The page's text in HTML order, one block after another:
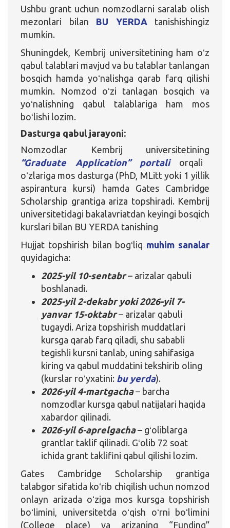
Ushbu grant uchun nomzodlarni saralab olish
mezonlari bilan BU YERDA tanishishingiz
mumkin.
Shuningdek, Kembrij universitetining ham oʻz
qabul talablari mavjud va bu talablar tanlangan
bosqich hamda yoʻnalishga qarab farq qilishi
mumkin. Nomzod oʻzi tanlagan bosqich va
yoʻnalishning qabul talablariga ham mos
boʻlishi lozim.
Dasturga qabul jarayoni:
Nomzodlar Kembrij universitetining
“Graduate Application” portaliorqali
oʻzlariga mos dasturga (PhD, MLitt yoki 1 yillik
aspirantura kursi) hamda Gates Cambridge
Scholarship grantiga ariza topshiradi. Kembrij
universitetidagi bakalavriatdan keyingi bosqich
kurslari bilan BU YERDA tanishing
Hujjat topshirish bilan bogʻliq muhim sanalar
quyidagicha:
2025-yil 10-sentabr– arizalar qabuli
boshlanadi.
2025-yil 2-dekabr yoki 2026-yil 7-
yanvar 15-oktabr – arizalar qabuli
tugaydi. Ariza topshirish muddatlari
kursga qarab farq qiladi, shu sababli
tegishli kursni tanlab, uning sahifasiga
kiring va qabul muddatini tekshirib oling
(kurslar roʻyxatini: bu yerda).
2026-yil 4-martgacha – barcha
nomzodlar kursga qabul natijalari haqida
xabardor qilinadi.
2026-yil 6-aprelgacha– gʻoliblarga
grantlar taklif qilinadi. Gʻolib 72 soat
ichida grant taklifini qabul qilishi lozim.
Gates Cambridge Scholarship grantiga
talabgor sifatida koʻrib chiqilish uchun nomzod
onlayn arizada oʻziga mos kursga topshirish
boʻlimini, universitetda oʻqish oʻrni boʻlimini
(College place) va arizaning “Funding”